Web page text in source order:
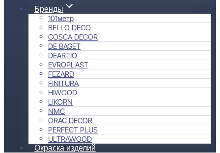
Бренды
101метр
BELLO DECO
COSCA DECOR
DE BAGET
DEARTIO
EVROPLAST
FEZARD
FINITURA
HIWOOD
LIKORN
NMC
ORAC DECOR
PERFECT PLUS
ULTRAWOOD
Окраска изделий